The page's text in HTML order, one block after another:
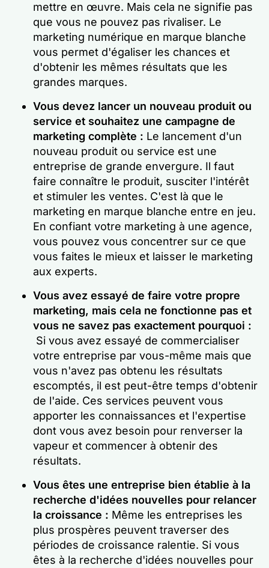
mettre en œuvre. Mais cela ne signifie pas
que vous ne pouvez pas rivaliser. Le
marketing numérique en marque blanche
vous permet d'égaliser les chances et
d'obtenir les mêmes résultats que les
grandes marques.
Vous devez lancer un nouveau produit ou
service et souhaitez une campagne de
marketing complète : Le lancement d'un
nouveau produit ou service est une
entreprise de grande envergure. Il faut
faire connaître le produit, susciter l'intérêt
et stimuler les ventes. C'est là que le
marketing en marque blanche entre en jeu.
En confiant votre marketing à une agence,
vous pouvez vous concentrer sur ce que
vous faites le mieux et laisser le marketing
aux experts.
Vous avez essayé de faire votre propre
marketing, mais cela ne fonctionne pas et
vous ne savez pas exactement pourquoi :
Si vous avez essayé de commercialiser
votre entreprise par vous-même mais que
vous n'avez pas obtenu les résultats
escomptés, il est peut-être temps d'obtenir
de l'aide. Ces services peuvent vous
apporter les connaissances et l'expertise
dont vous avez besoin pour renverser la
vapeur et commencer à obtenir des
résultats.
Vous êtes une entreprise bien établie à la
recherche d'idées nouvelles pour relancer
la croissance : Même les entreprises les
plus prospères peuvent traverser des
périodes de croissance ralentie. Si vous
êtes à la recherche d'idées nouvelles pour